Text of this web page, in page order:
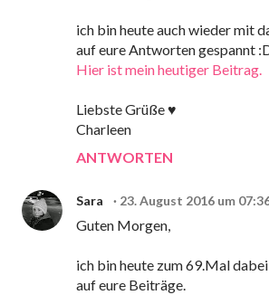
ich bin heute auch wieder mit
auf eure Antworten gespannt
Hier ist mein heutiger Beitrag.
Liebste Grüße ♥
Charleen
ANTWORTEN
Sara 23. August 2016 um
Guten Morgen,
ich bin heute zum 69.Mal
auf eure Beiträge.